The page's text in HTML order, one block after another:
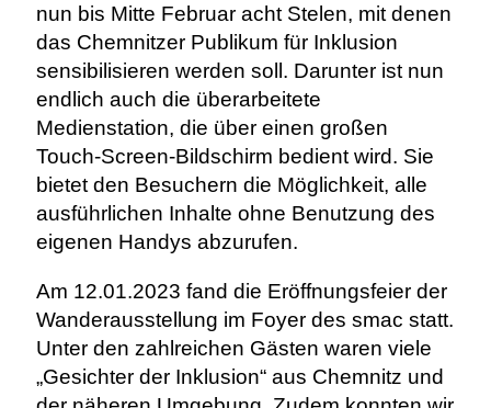
nun bis Mitte Februar acht Stelen, mit denen
das Chemnitzer Publikum für Inklusion
sensibilisieren werden soll. Darunter ist nun
endlich auch die überarbeitete
Medienstation, die über einen großen
Touch-Screen-Bildschirm bedient wird. Sie
bietet den Besuchern die Möglichkeit, alle
ausführlichen Inhalte ohne Benutzung des
eigenen Handys abzurufen.
Am 12.01.2023 fand die Eröffnungsfeier der
Wanderausstellung im Foyer des smac statt.
Unter den zahlreichen Gästen waren viele
„Gesichter der Inklusion“ aus Chemnitz und